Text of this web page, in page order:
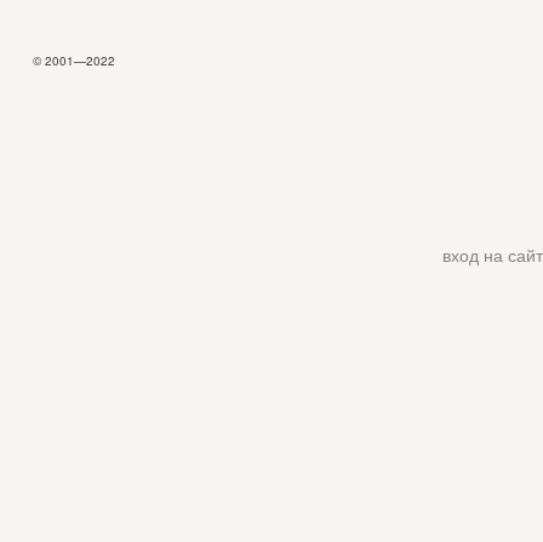
© 2001—2022
вход на сайт